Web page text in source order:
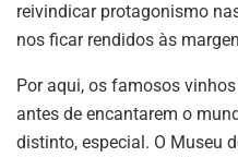
reivindicar protagonismo
nos ficar rendidos às
Por aqui, os famosos
antes de encantarem o
distinto, especial. O Museu